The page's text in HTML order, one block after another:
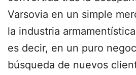
Varsovia en un simple
la industria
es decir, en un puro
búsqueda de nuevos